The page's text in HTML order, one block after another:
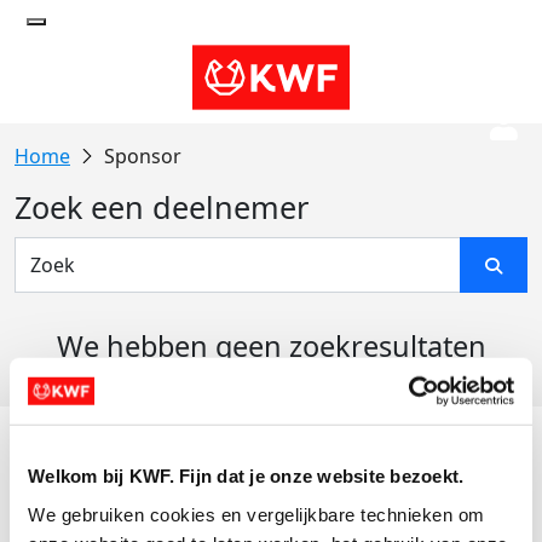
Welkom bij KWF. Fijn dat je onze website bezoekt.
We gebruiken cookies en vergelijkbare technieken om
Sponsor
Zoek een deelnemer
We hebben geen zoekresultaten
Actiematerialen
Evenementen